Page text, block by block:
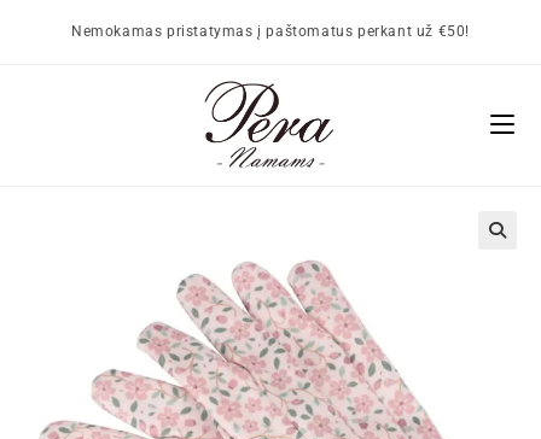
Nemokamas pristatymas į paštomatus perkant už €50!